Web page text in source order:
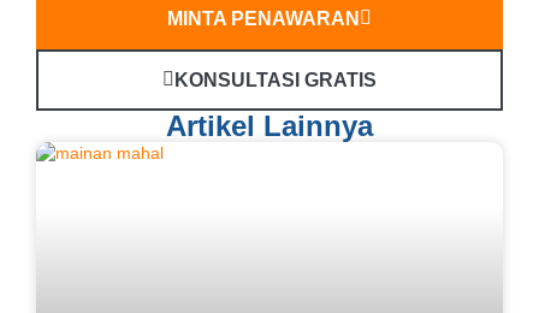
MINTA PENAWARAN
KONSULTASI GRATIS
Artikel Lainnya